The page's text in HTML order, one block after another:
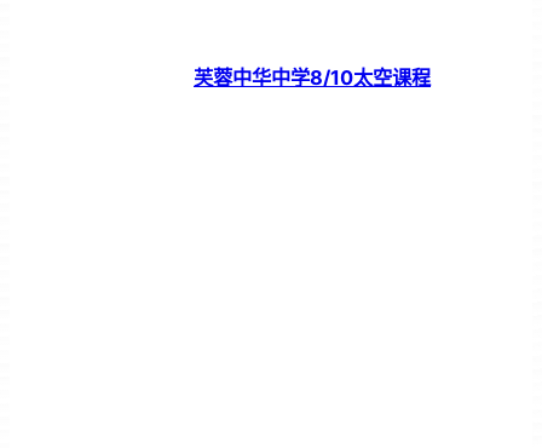
芙蓉中华中学8/10太空课程